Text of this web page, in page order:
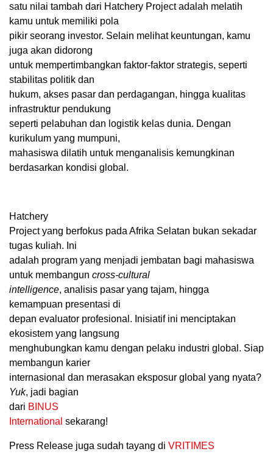
satu nilai tambah dari Hatchery Project adalah melatih
kamu untuk memiliki pola
pikir seorang investor. Selain melihat keuntungan, kamu
juga akan didorong
untuk mempertimbangkan faktor-faktor strategis, seperti
stabilitas politik dan
hukum, akses pasar dan perdagangan, hingga kualitas
infrastruktur pendukung
seperti pelabuhan dan logistik kelas dunia. Dengan
kurikulum yang mumpuni,
mahasiswa dilatih untuk menganalisis kemungkinan
berdasarkan kondisi global.
Hatchery
Project yang berfokus pada Afrika Selatan bukan sekadar
tugas kuliah. Ini
adalah program yang menjadi jembatan bagi mahasiswa
untuk membangun cross-cultural
intelligence, analisis pasar yang tajam, hingga
kemampuan presentasi di
depan evaluator profesional. Inisiatif ini menciptakan
ekosistem yang langsung
menghubungkan kamu dengan pelaku industri global. Siap
membangun karier
internasional dan merasakan eksposur global yang nyata?
Yuk, jadi bagian
dari BINUS
International sekarang!
Press Release juga sudah tayang di VRITIMES